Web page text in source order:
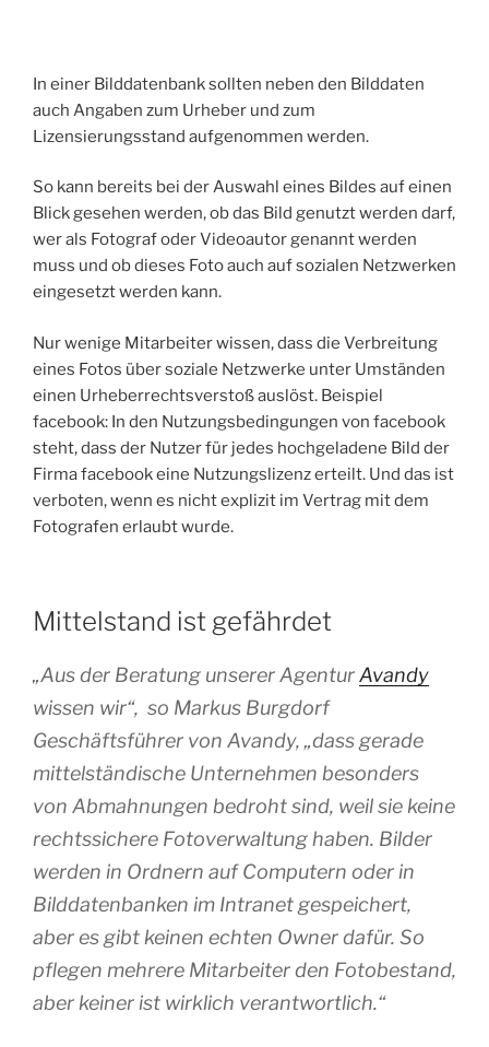
In einer Bilddatenbank sollten neben den Bilddaten
auch Angaben zum Urheber und zum
Lizensierungsstand aufgenommen werden.
So kann bereits bei der Auswahl eines Bildes auf einen
Blick gesehen werden, ob das Bild genutzt werden darf,
wer als Fotograf oder Videoautor genannt werden
muss und ob dieses Foto auch auf sozialen Netzwerken
eingesetzt werden kann.
Nur wenige Mitarbeiter wissen, dass die Verbreitung
eines Fotos über soziale Netzwerke unter Umständen
einen Urheberrechtsverstoß auslöst. Beispiel
facebook: In den Nutzungsbedingungen von facebook
steht, dass der Nutzer für jedes hochgeladene Bild der
Firma facebook eine Nutzungslizenz erteilt. Und das ist
verboten, wenn es nicht explizit im Vertrag mit dem
Fotografen erlaubt wurde.
Mittelstand ist gefährdet
„Aus der Beratung unserer AgenturAvandy
wissen wir“, so Markus Burgdorf
Geschäftsführer von Avandy, „dass gerade
mittelständische Unternehmen besonders
von Abmahnungen bedroht sind, weil sie keine
rechtssichere Fotoverwaltung haben. Bilder
werden in Ordnern auf Computern oder in
Bilddatenbanken im Intranet gespeichert,
aber es gibt keinen echten Owner dafür. So
pflegen mehrere Mitarbeiter den Fotobestand,
aber keiner ist wirklich verantwortlich.“